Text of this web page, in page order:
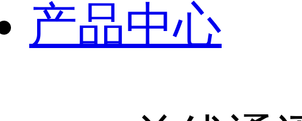
产品中心